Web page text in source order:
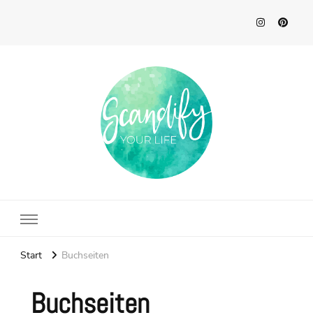
Start Buchseiten
Buchseiten